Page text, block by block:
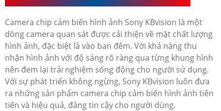
Camera chip cảm biến hình ảnh Sony KBvision là một
dòng camera quan sát được cải thiện về mặt chất lượng
hình ảnh, đặc biệt là vào ban đêm. Với khả năng thu
nhận hình ảnh với độ sáng rõ ràng qua từng khung hình
nên đem lại trải nghiệm sống động cho người sử dụng.
Với sự phát triển không ngừng, Sony KBvision luôn đưa
ra những sản phẩm camera chip cảm biến hình ảnh tiên
tiến và hiệu quả, đáng tin cậy cho người dùng.